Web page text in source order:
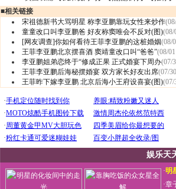
■相关链接
宋祖德新书大骂明星 称李亚鹏靠玩女性来炒作
童童改口叫李亚鹏爸 好友称窦唯会不反对(图)(08/
[网友调查]你如何看待王菲李亚鹏的这桩婚姻(08/
王菲李亚鹏北京摆喜酒 窦靖童改口叫“爸爸”(08/
李亚鹏姐弟恋终于“修成正果 正式婚宴下周办(07/
王菲李亚鹏后海秘摆婚宴 双方家长好友出席(07/
王菲昨下嫁李亚鹏 北京后海小王府设喜宴(图)(07/
娱乐天
·明
·章